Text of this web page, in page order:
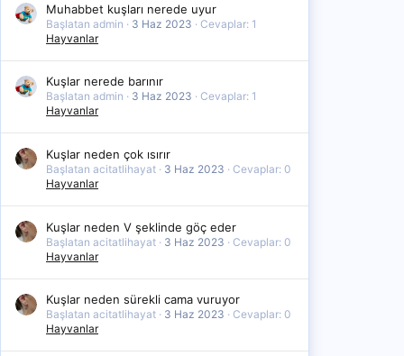
Muhabbet kuşları nerede uyur
Başlatan admin 3 Haz 2023
Cevaplar: 1
Hayvanlar
Kuşlar nerede barınır
Başlatan admin 3 Haz 2023
Cevaplar: 1
Hayvanlar
Kuşlar neden çok ısırır
Başlatan acitatlihayat 3 Haz 2023
Cevaplar: 0
Hayvanlar
Kuşlar neden V şeklinde göç eder
Başlatan acitatlihayat 3 Haz 2023
Cevaplar: 0
Hayvanlar
Kuşlar neden sürekli cama vuruyor
Başlatan acitatlihayat 3 Haz 2023
Cevaplar: 0
Hayvanlar